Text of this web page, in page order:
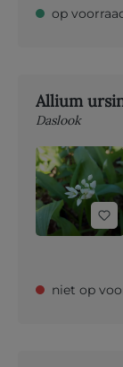
op
Allium
Daslook
niet op